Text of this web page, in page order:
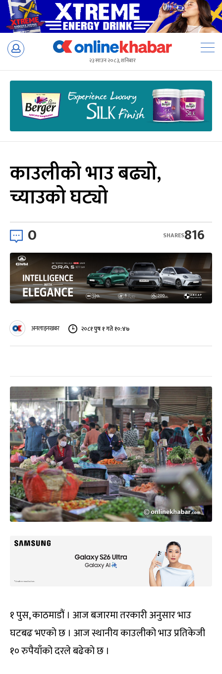
Skip
२३ साउन २०८३, शनिबार
काउलीको भाउ बढ्यो,
च्याउको घट्यो
0 816
SHARES
अनलाइनखबर २०८१ पुष १ गते १०:४७
१ पुस, काठमाडौं । आज बजारमा तरकारी अनुसार भाउ
घटबढ भएको छ । आज स्थानीय काउलीको भाउ प्रतिकेजी
१० रुपैयाँको दरले बढेको छ ।